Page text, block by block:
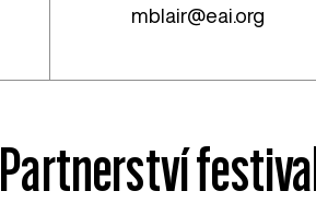
mblair@eai.org
Partnerství